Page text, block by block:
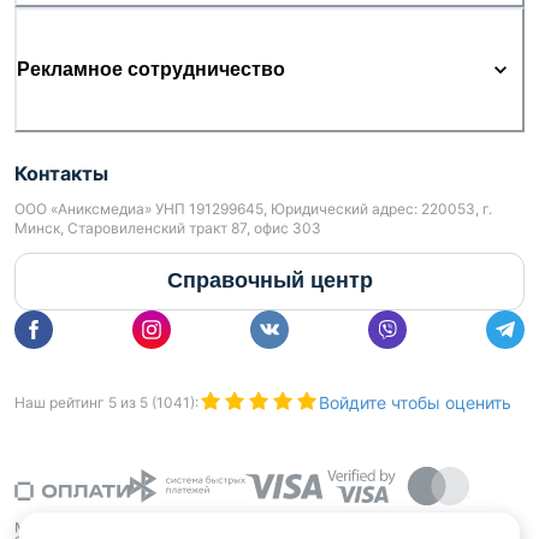
Рекламное сотрудничество
Контакты
ООО «Аниксмедиа» УНП 191299645, Юридический адрес: 220053, г.
Минск, Старовиленский тракт 87, офис 303
Справочный центр
Наш рейтинг 5 из 5 (1041 ): Войдите чтобы оценить